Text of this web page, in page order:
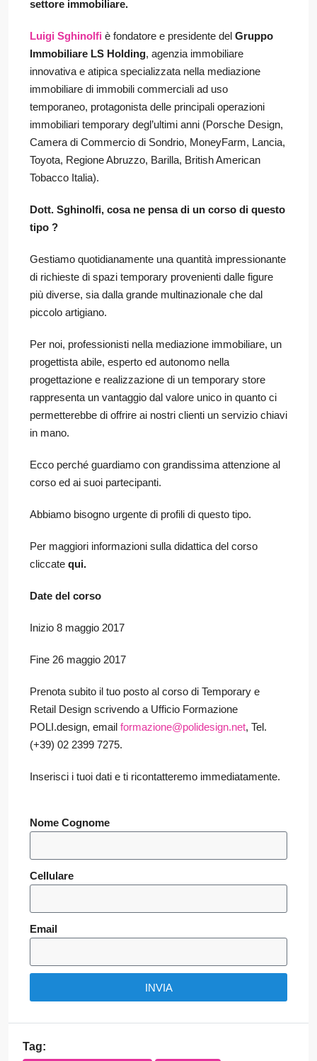
settore immobiliare.
Luigi Sghinolfi è fondatore e presidente del Gruppo
Immobiliare LS Holding, agenzia immobiliare
innovativa e atipica specializzata nella mediazione
immobiliare di immobili commerciali ad uso
temporaneo, protagonista delle principali operazioni
immobiliari temporary degl’ultimi anni (Porsche Design,
Camera di Commercio di Sondrio, MoneyFarm, Lancia,
Toyota, Regione Abruzzo, Barilla, British American
Tobacco Italia).
Dott. Sghinolfi, cosa ne pensa di un corso di questo
tipo ?
Gestiamo quotidianamente una quantità impressionante
di richieste di spazi temporary provenienti dalle figure
più diverse, sia dalla grande multinazionale che dal
piccolo artigiano.
Per noi, professionisti nella mediazione immobiliare, un
progettista abile, esperto ed autonomo nella
progettazione e realizzazione di un temporary store
rappresenta un vantaggio dal valore unico in quanto ci
permetterebbe di offrire ai nostri clienti un servizio chiavi
in mano.
Ecco perché guardiamo con grandissima attenzione al
corso ed ai suoi partecipanti.
Abbiamo bisogno urgente di profili di questo tipo.
Per maggiori informazioni sulla didattica del corso
cliccate qui.
Date del corso
Inizio 8 maggio 2017
Fine 26 maggio 2017
Prenota subito il tuo posto al corso di Temporary e
Retail Design scrivendo a Ufficio Formazione
POLI.design, email formazione@polidesign.net, Tel.
(+39) 02 2399 7275.
Inserisci i tuoi dati e ti ricontatteremo immediatamente.
Nome Cognome
Cellulare
Email
INVIA
Tag: